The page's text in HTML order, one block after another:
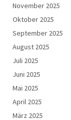
November 2025
Oktober 2025
September 2025
August 2025
Juli 2025
Juni 2025
Mai 2025
April 2025
März 2025